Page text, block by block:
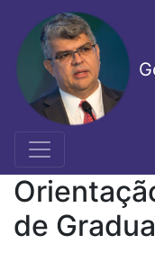
para
conteúdo
principal
de